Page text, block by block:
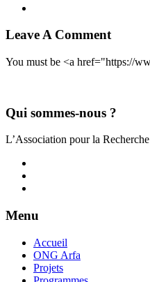
Leave A Comment
You must be <a href="https://
Qui sommes-nous ?
L’Association pour la
Menu
Accueil
ONG Arfa
Projets